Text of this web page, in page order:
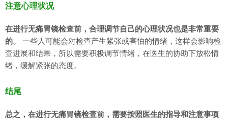
注意心理状况
在进行无痛胃镜检查前，合理调节自己的心理状况也是非常重要
的。 一些人可能会对检查产生紧张或害怕的情绪，这样会影响检
查进展和结果，所以需要积极调节情绪，在医生的协助下放松情
绪，缓解紧张的态度。
结尾
总之，在进行无痛胃镜检查前，需要按照医生的指导和注意事项